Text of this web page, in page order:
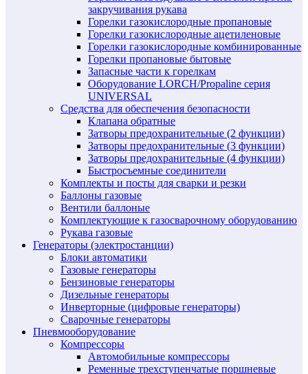
закручивания рукава
Горелки газокислородные пропановые
Горелки газокислородные ацетиленовые
Горелки газокислородные комбинированные
Горелки пропановые бытовые
Запасные части к горелкам
Оборудование LORCH/Propaline серия
UNIVERSAL
Средства для обеспечения безопасности
Клапана обратные
Затворы предохранительные (2 функции)
Затворы предохранительные (3 функции)
Затворы предохранительные (4 функции)
Быстросъемные соединители
Комплекты и посты для сварки и резки
Баллоны газовые
Вентили баллоные
Комплектующие к газосварочному оборудованию
Рукава газовые
Генераторы (электростанции)
Блоки автоматики
Газовые генераторы
Бензиновые генераторы
Дизельные генераторы
Инверторные (цифровые генераторы)
Сварочные генераторы
Пневмооборудование
Компрессоры
Автомобильные компрессоры
Ременные трехступенчатые поршневые